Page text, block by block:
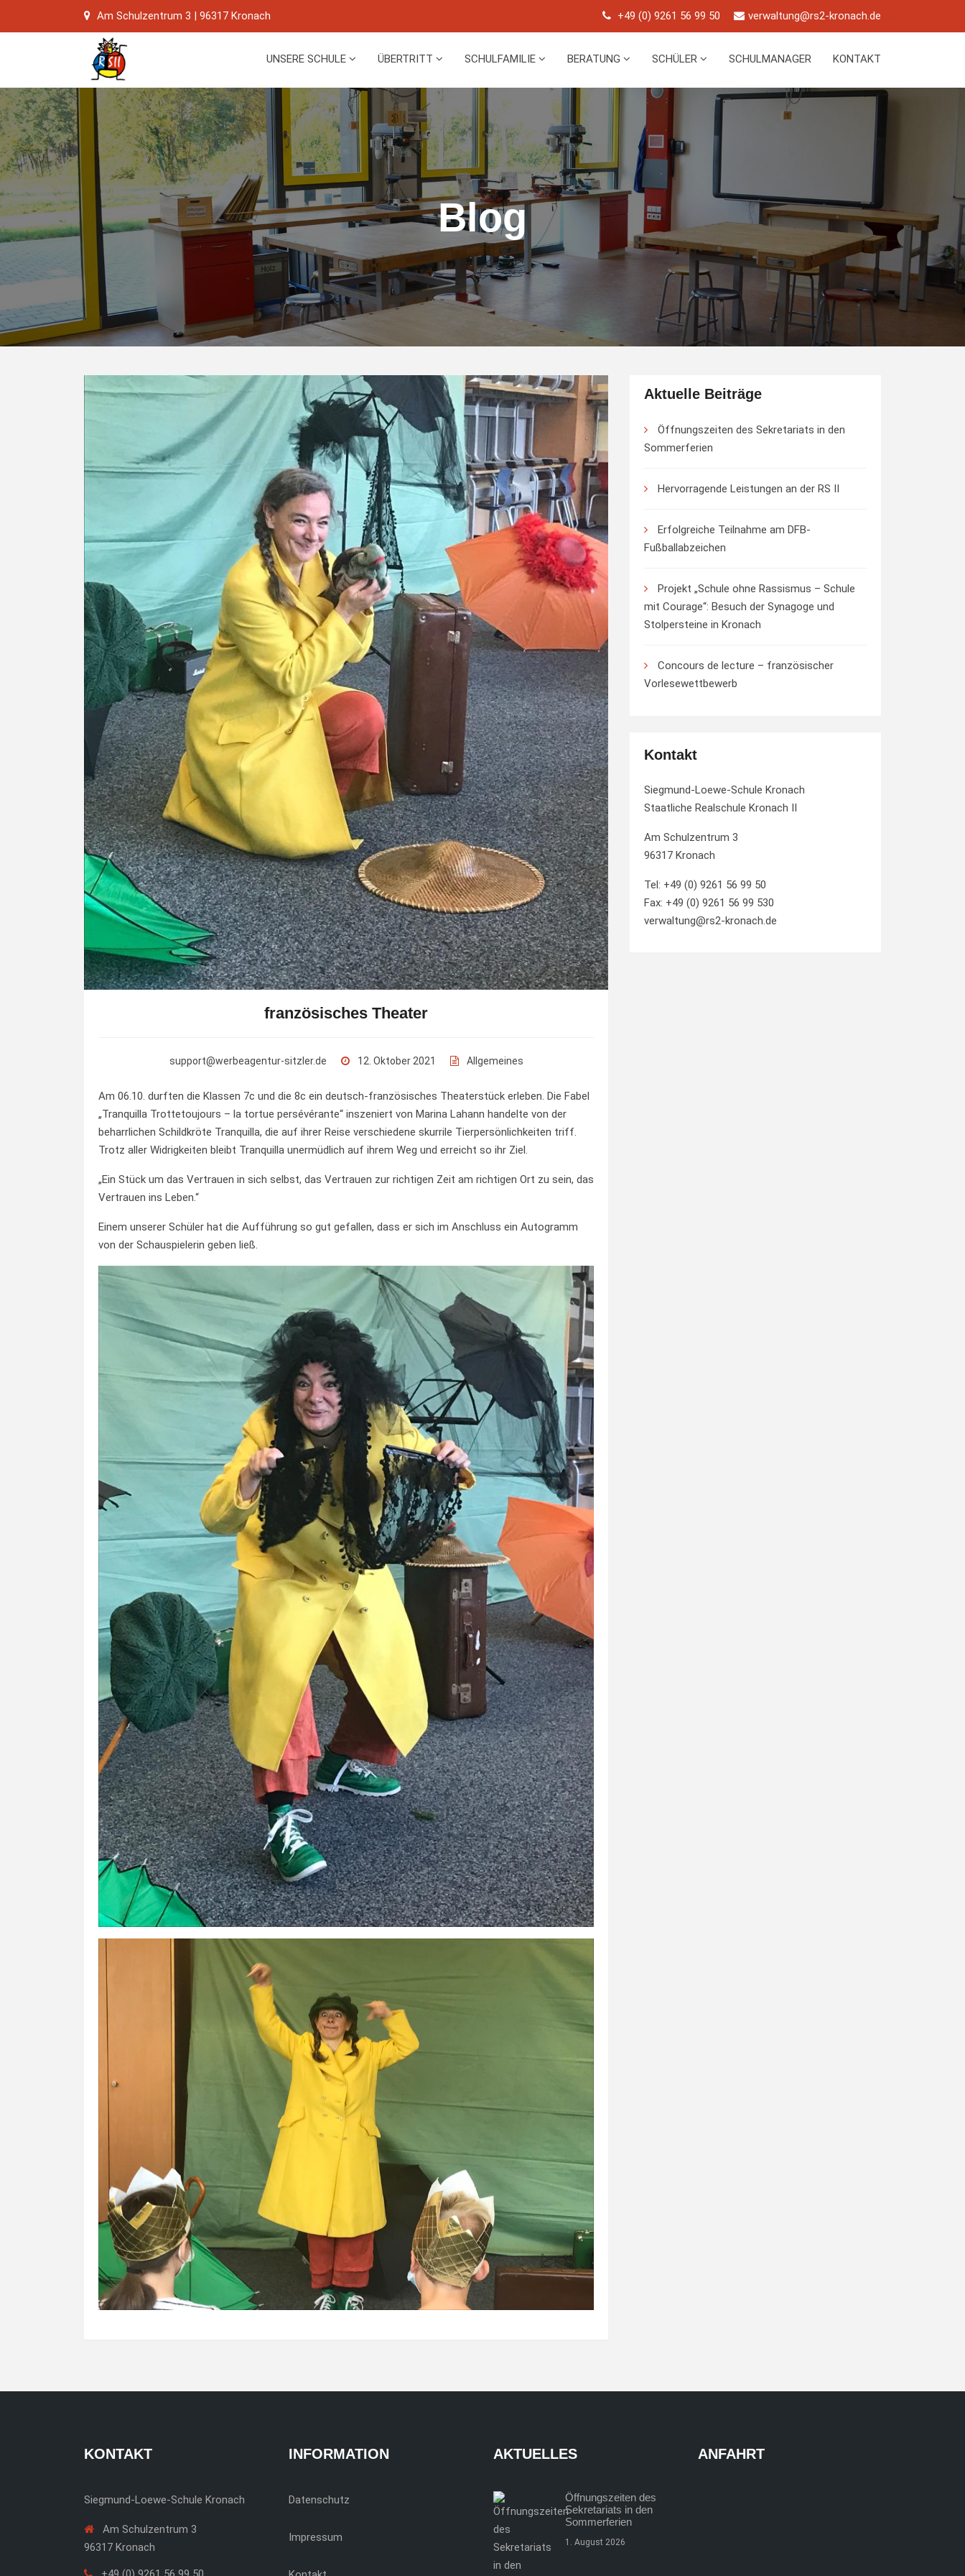
Am Schulzentrum 3 | 96317 Kronach +49 (0) 9261 56 99 50 verwaltung@rs2-kronach.de
UNSERE SCHULE ÜBERTRITT SCHULFAMILIE BERATUNG SCHÜLER SCHULMANAGER KONTAKT
Blog
französisches Theater
support@werbeagentur-sitzler.de 12. Oktober 2021 Allgemeines
Am 06.10. durften die Klassen 7c und die 8c ein deutsch-französisches Theaterstück erleben. Die Fabel
„Tranquilla Trottetoujours – la tortue persévérante“ inszeniert von Marina Lahann handelte von der
beharrlichen Schildkröte Tranquilla, die auf ihrer Reise verschiedene skurrile Tierpersönlichkeiten triff.
Trotz aller Widrigkeiten bleibt Tranquilla unermüdlich auf ihrem Weg und erreicht so ihr Ziel.
„Ein Stück um das Vertrauen in sich selbst, das Vertrauen zur richtigen Zeit am richtigen Ort zu sein, das
Vertrauen ins Leben.“
Einem unserer Schüler hat die Aufführung so gut gefallen, dass er sich im Anschluss ein Autogramm
von der Schauspielerin geben ließ.
Aktuelle Beiträge
Öffnungszeiten des Sekretariats in den
Sommerferien
Hervorragende Leistungen an der RS II
Erfolgreiche Teilnahme am DFB-
Fußballabzeichen
Projekt „Schule ohne Rassismus – Schule
mit Courage“: Besuch der Synagoge und
Stolpersteine in Kronach
Concours de lecture – französischer
Vorlesewettbewerb
Kontakt
Siegmund-Loewe-Schule Kronach
Staatliche Realschule Kronach II
Am Schulzentrum 3
96317 Kronach
Tel: +49 (0) 9261 56 99 50
Fax: +49 (0) 9261 56 99 530
verwaltung@rs2-kronach.de
KONTAKT
Siegmund-Loewe-Schule Kronach
Am Schulzentrum 3
96317 Kronach
INFORMATION
Datenschutz
Impressum
AKTUELLES
Öffnungszeiten des
Sekretariats in den
Sommerferien
1. August 2026
ANFAHRT